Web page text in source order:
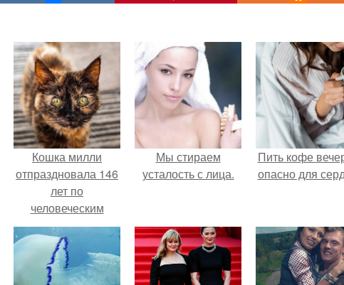
Кошка милли
отпраздновала 146
лет по
человеческим
Меркам и
претендует на
звание самой
старой в мире.
Мы стираем
усталость с лица.
Пить кофе
опасно для